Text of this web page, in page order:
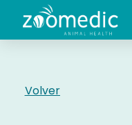
Volver